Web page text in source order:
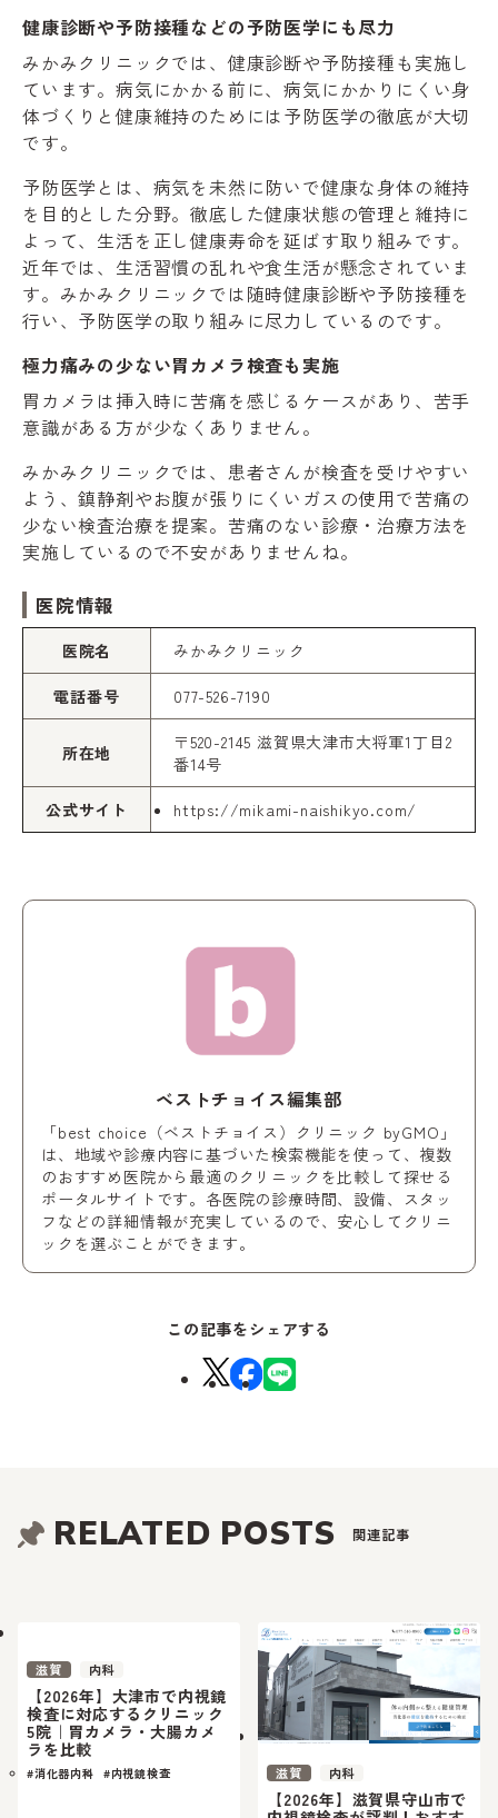
健康診断や予防接種などの予防医学にも尽力
みかみクリニックでは、健康診断や予防接種も実施し
ています。病気にかかる前に、病気にかかりにくい身
体づくりと健康維持のためには予防医学の徹底が大切
です。
予防医学とは、病気を未然に防いで健康な身体の維持
を目的とした分野。徹底した健康状態の管理と維持に
よって、生活を正し健康寿命を延ばす取り組みです。
近年では、生活習慣の乱れや食生活が懸念されていま
す。みかみクリニックでは随時健康診断や予防接種を
行い、予防医学の取り組みに尽力しているのです。
極力痛みの少ない胃カメラ検査も実施
胃カメラは挿入時に苦痛を感じるケースがあり、苦手
意識がある方が少なくありません。
みかみクリニックでは、患者さんが検査を受けやすい
よう、鎮静剤やお腹が張りにくいガスの使用で苦痛の
少ない検査治療を提案。苦痛のない診療・治療方法を
実施しているので不安がありませんね。
医院情報
医院名 みかみクリニック
電話番号 077-526-7190
所在地
〒520-2145 滋賀県大津市大将軍1丁目2
番14号
公式サイト https://mikami-naishikyo.com/
ベストチョイス編集部
「best choice（ベストチョイス）クリニック byGMO」
は、地域や診療内容に基づいた検索機能を使って、複数
のおすすめ医院から最適のクリニックを比較して探せる
ポータルサイトです。各医院の診療時間、設備、スタッ
フなどの詳細情報が充実しているので、安心してクリニ
ックを選ぶことができます。
この記事をシェアする
RELATED POSTS 関連記事
滋賀 内科
【2026年】大津市で内視鏡
検査に対応するクリニック
5院｜胃カメラ・大腸カメ
ラを比較
#消化器内科 #内視鏡検査 滋賀 内科
【2026年】滋賀県守山市で